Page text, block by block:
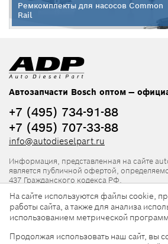
Ремкомплекты для насосов Common
Rail
Автозапчасти Bosch оптом —
+7 (495) 734-91-88
+7 (495) 707-33-88
info@autodieselpart.ru
Информация, представленная на сайте
является публичной офертой,
437 Гражданского кодекса РФ.
Нормативная документация
ADP в социальных сетях
На сайте используются файлы cookie,
работы сайта, а также для анализа
использованием метрической
Продолжая использовать наш сайт, вы